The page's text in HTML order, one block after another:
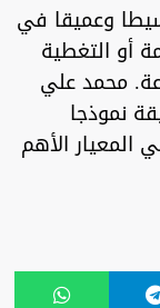
وعميقا في
أو التغطية
محمد علي
نموذجا
المعيار الأهم